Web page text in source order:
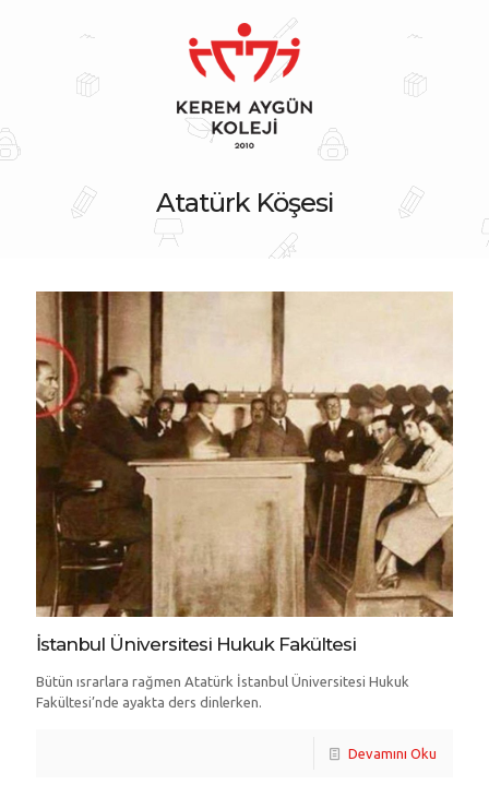
Atatürk Köşesi
İstanbul Üniversitesi Hukuk Fakültesi
Bütün ısrarlara rağmen Atatürk İstanbul Üniversitesi Hukuk
Fakültesi’nde ayakta ders dinlerken.
Devamını Oku